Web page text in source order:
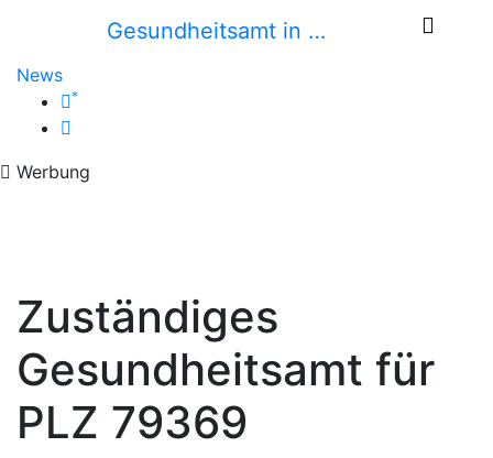
Gesundheitsamt in …
News
*
Werbung
Zuständiges
Gesundheitsamt für
PLZ 79369